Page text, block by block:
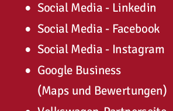
• Social Media - Linkedin
• Social Media - Facebook
• Social Media - Instagram
• Google Business
(Maps und Bewertungen)